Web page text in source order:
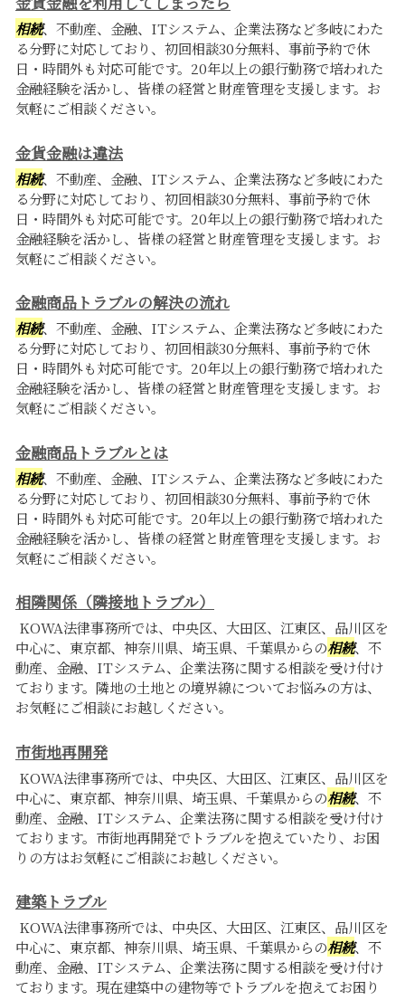
相続、不動産、金融、ITシステム、企業法務など多岐にわた
る分野に対応しており、初回相談30分無料、事前予約で休
日・時間外も対応可能です。20年以上の銀行勤務で培われた
金融経験を活かし、皆様の経営と財産管理を支援します。お
気軽にご相談ください。
金貨金融は違法
相続、不動産、金融、ITシステム、企業法務など多岐にわた
る分野に対応しており、初回相談30分無料、事前予約で休
日・時間外も対応可能です。20年以上の銀行勤務で培われた
金融経験を活かし、皆様の経営と財産管理を支援します。お
気軽にご相談ください。
金融商品トラブルの解決の流れ
相続、不動産、金融、ITシステム、企業法務など多岐にわた
る分野に対応しており、初回相談30分無料、事前予約で休
日・時間外も対応可能です。20年以上の銀行勤務で培われた
金融経験を活かし、皆様の経営と財産管理を支援します。お
気軽にご相談ください。
金融商品トラブルとは
相続、不動産、金融、ITシステム、企業法務など多岐にわた
る分野に対応しており、初回相談30分無料、事前予約で休
日・時間外も対応可能です。20年以上の銀行勤務で培われた
金融経験を活かし、皆様の経営と財産管理を支援します。お
気軽にご相談ください。
相隣関係（隣接地トラブル）
KOWA法律事務所では、中央区、大田区、江東区、品川区を
中心に、東京都、神奈川県、埼玉県、千葉県からの相続、不
動産、金融、ITシステム、企業法務に関する相談を受け付け
ております。隣地の土地との境界線についてお悩みの方は、
お気軽にご相談にお越しください。
市街地再開発
KOWA法律事務所では、中央区、大田区、江東区、品川区を
中心に、東京都、神奈川県、埼玉県、千葉県からの相続、不
動産、金融、ITシステム、企業法務に関する相談を受け付け
ております。市街地再開発でトラブルを抱えていたり、お困
りの方はお気軽にご相談にお越しください。
建築トラブル
KOWA法律事務所では、中央区、大田区、江東区、品川区を
中心に、東京都、神奈川県、埼玉県、千葉県からの相続、不
動産、金融、ITシステム、企業法務に関する相談を受け付け
ております。現在建築中の建物等でトラブルを抱えてお困り